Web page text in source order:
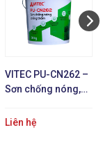
VITEC PU-CN262 –
Sơn chống nóng,
xạ nhiệt
Liên hệ